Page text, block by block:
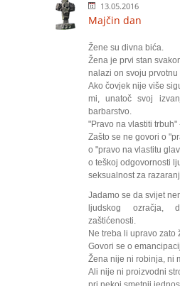
13.05.2016
Majčin dan
Žene su divna bića.
Žena je prvi stan
nalazi on svoju prvotnu
Ako čovjek nije više
mi, unatoč svoj
barbarstvo.
"Pravo na vlastiti
Zašto se ne govori o
o "pravo na vlastitu
o teškoj odgovornosti
seksualnost za
Jadamo se da svijet
ljudskog ozračja,
zaštićenosti.
Ne treba li upravo zato
Govori se o
Žena nije ni robinja, ni
Ali nije ni proizvodni